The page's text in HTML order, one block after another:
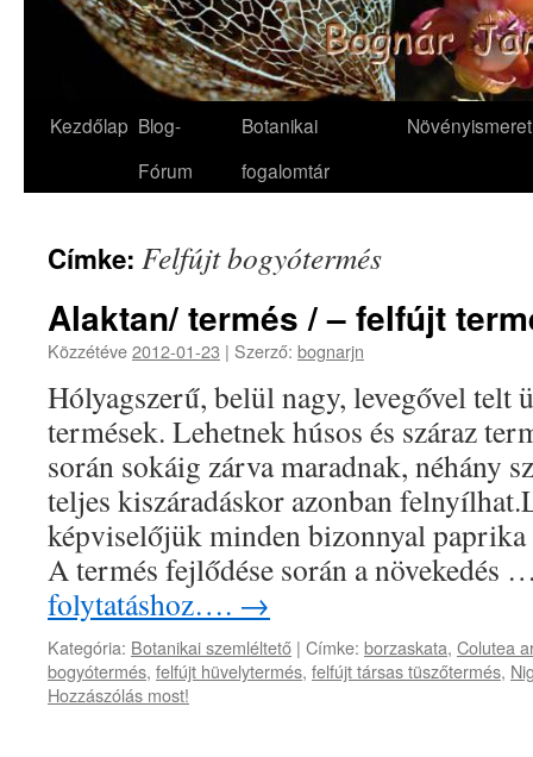
Kezdőlap Blog-
Fórum
Botanikai
fogalomtár
Növényismeret
Címke: Felfújt bogyótermés
Alaktan/ termés / – felfújt
Közzétéve2012-01-23 | Szerző: bognarjn
Hólyagszerű, belül nagy, levegővel telt
termések. Lehetnek húsos és száraz
során sokáig zárva maradnak, néhány
teljes kiszáradáskor azonban
képviselőjük minden bizonnyal
A termés fejlődése során a növekedés
folytatáshoz…. →
Kategória: Botanikai szemléltető | Címke: borzaskata, Colutea
bogyótermés, felfújt hüvelytermés, felfújt társas tüszőtermés,
Hozzászólás most!